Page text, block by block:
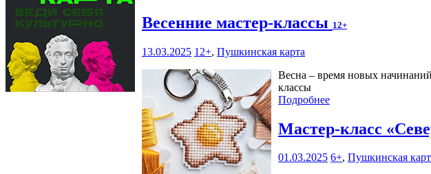
Весенние мастер-классы 12+
13.03.2025 12+, Пушкинская карта
Весна – время новых
классы
Подробнее
Мастер-класс
01.03.2025 6+, Пушкинская